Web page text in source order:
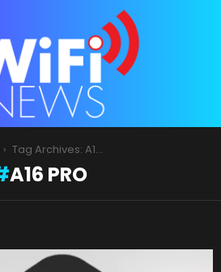
Tag Archives: A16 Pro
A16 PRO